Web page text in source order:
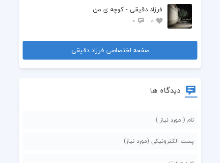
فرزاد دقیقی - کوچه ی من
0
0
صفحه اختصاصی فرزاد دقیقی
دیدگاه ها